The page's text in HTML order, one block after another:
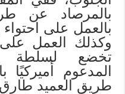
بالمرصاد عن
بالعمل على احتواء
وكذلك العمل
تخضع لسلطة
المدعوم
طريق العميد